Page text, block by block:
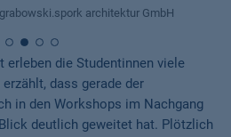
architektur GmbH
erleben die Studentinnen viele
dass gerade der
in den Workshops im Nachgang
deutlich geweitet hat. Plötzlich